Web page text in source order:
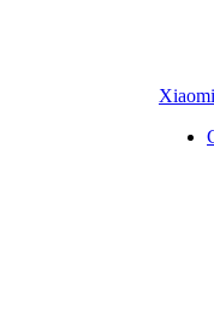
Xiaomi